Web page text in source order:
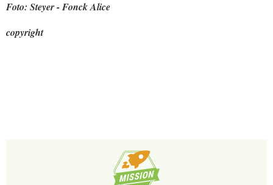
Foto: Steyer - Fonck Alice
copyright